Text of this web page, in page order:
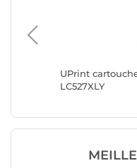
UPrint
LC527XLY